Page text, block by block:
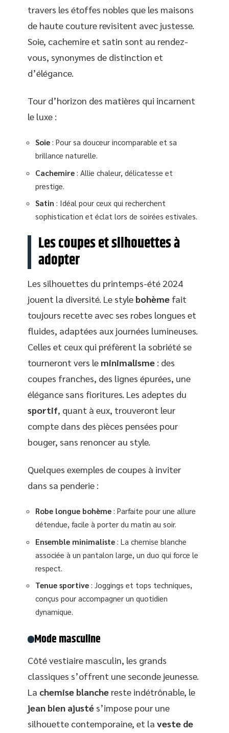
travers les étoffes nobles que les maisons
de haute couture revisitent avec justesse.
Soie, cachemire et satin sont au rendez-
vous, synonymes de distinction et
d’élégance.
Tour d’horizon des matières qui incarnent
le luxe :
Soie : Pour sa douceur incomparable et sa
brillance naturelle.
Cachemire : Allie chaleur, délicatesse et
prestige.
Satin : Idéal pour ceux qui recherchent
sophistication et éclat lors de soirées estivales.
Les coupes et silhouettes à
adopter
Les silhouettes du printemps-été 2024
jouent la diversité. Le style bohème fait
toujours recette avec ses robes longues et
fluides, adaptées aux journées lumineuses.
Celles et ceux qui préfèrent la sobriété se
tourneront vers le minimalisme : des
coupes franches, des lignes épurées, une
élégance sans fioritures. Les adeptes du
sportif, quant à eux, trouveront leur
compte dans des pièces pensées pour
bouger, sans renoncer au style.
Quelques exemples de coupes à inviter
dans sa penderie :
Robe longue bohème : Parfaite pour une allure
détendue, facile à porter du matin au soir.
Ensemble minimaliste : La chemise blanche
associée à un pantalon large, un duo qui force le
respect.
Tenue sportive : Joggings et tops techniques,
conçus pour accompagner un quotidien
dynamique.
Mode masculine
Côté vestiaire masculin, les grands
classiques s’offrent une seconde jeunesse.
La chemise blanche reste indétrônable, le
jean bien ajusté s’impose pour une
silhouette contemporaine, et la veste de